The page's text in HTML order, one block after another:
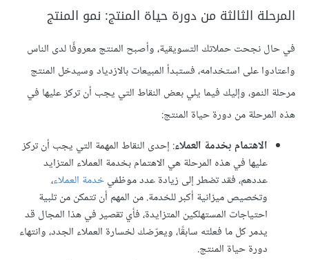
المرحلة الثالثة من دورة حياة المنتج: نمو المنتج
في حال نجحت حملاتك التسويقية، وأصبح المنتج معروفًا لدى الناس
واعتادوا على استخدامه، فستبدأ المبيعات بالازدياد وسيدخل المنتج
مرحلة النمو، وإليك فيما يلي بعض النقاط التي يجب أن تركز عليها في
هذه المرحلة من دورة حياة المنتج:
الاهتمام بخدمة العملاء: إحدى النقاط المهمة التي يجب أن تركز
عليها في هذه المرحلة هي الاهتمام بخدمة العملاء المتزايد
عددهم، فقد تضطر إلى زيادة عدد موظفيخدمة العملاء،
وتخصيص ميزانية أكبر للخدمة. من المهم أن تتمكن من تلبية
احتياجات المستهلكين المتزايدة، فأي تقصير في هذا المجال قد
يدمر كل ما فعلته سابقًا، ويعرّضك لخسارة العملاء الجدد، وانتهاء
دورة حياة المنتج.